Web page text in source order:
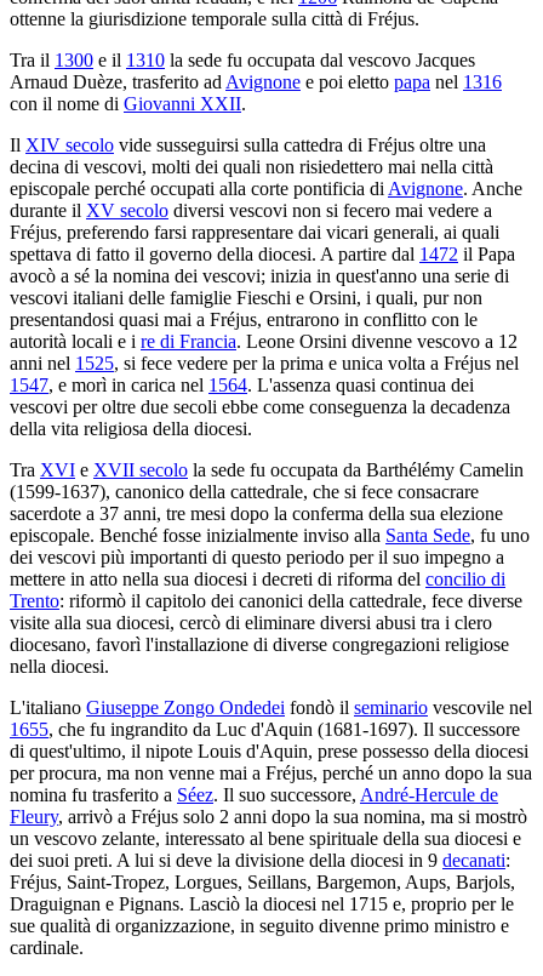
ottenne la giurisdizione temporale sulla città di Fréjus.
Tra il 1300 e il 1310 la sede fu occupata dal vescovo Jacques
Arnaud Duèze, trasferito ad Avignone e poi eletto papa nel 1316
con il nome di Giovanni XXII.
Il XIV secolo vide susseguirsi sulla cattedra di Fréjus oltre una
decina di vescovi, molti dei quali non risiedettero mai nella città
episcopale perché occupati alla corte pontificia di Avignone. Anche
durante il XV secolo diversi vescovi non si fecero mai vedere a
Fréjus, preferendo farsi rappresentare dai vicari generali, ai quali
spettava di fatto il governo della diocesi. A partire dal 1472 il Papa
avocò a sé la nomina dei vescovi; inizia in quest'anno una serie di
vescovi italiani delle famiglie Fieschi e Orsini, i quali, pur non
presentandosi quasi mai a Fréjus, entrarono in conflitto con le
autorità locali e i re di Francia. Leone Orsini divenne vescovo a 12
anni nel 1525, si fece vedere per la prima e unica volta a Fréjus nel
1547, e morì in carica nel 1564. L'assenza quasi continua dei
vescovi per oltre due secoli ebbe come conseguenza la decadenza
della vita religiosa della diocesi.
Tra XVI e XVII secolo la sede fu occupata da Barthélémy Camelin
(1599-1637), canonico della cattedrale, che si fece consacrare
sacerdote a 37 anni, tre mesi dopo la conferma della sua elezione
episcopale. Benché fosse inizialmente inviso alla Santa Sede, fu uno
dei vescovi più importanti di questo periodo per il suo impegno a
mettere in atto nella sua diocesi i decreti di riforma del concilio di
Trento: riformò il capitolo dei canonici della cattedrale, fece diverse
visite alla sua diocesi, cercò di eliminare diversi abusi tra i clero
diocesano, favorì l'installazione di diverse congregazioni religiose
nella diocesi.
L'italiano Giuseppe Zongo Ondedei fondò il seminario vescovile nel
1655, che fu ingrandito da Luc d'Aquin (1681-1697). Il successore
di quest'ultimo, il nipote Louis d'Aquin, prese possesso della diocesi
per procura, ma non venne mai a Fréjus, perché un anno dopo la sua
nomina fu trasferito a Séez. Il suo successore, André-Hercule de
Fleury, arrivò a Fréjus solo 2 anni dopo la sua nomina, ma si mostrò
un vescovo zelante, interessato al bene spirituale della sua diocesi e
dei suoi preti. A lui si deve la divisione della diocesi in 9 decanati:
Fréjus, Saint-Tropez, Lorgues, Seillans, Bargemon, Aups, Barjols,
Draguignan e Pignans. Lasciò la diocesi nel 1715 e, proprio per le
sue qualità di organizzazione, in seguito divenne primo ministro e
cardinale.